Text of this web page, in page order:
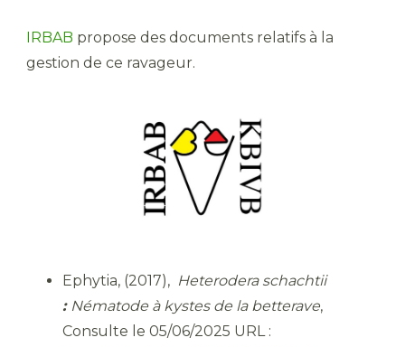
IRBAB propose des documents relatifs à la
gestion de ce ravageur.
Ephytia, (2017), Heterodera schachtii
: Nématode à kystes de la betterave,
Consulte le 05/06/2025 URL :